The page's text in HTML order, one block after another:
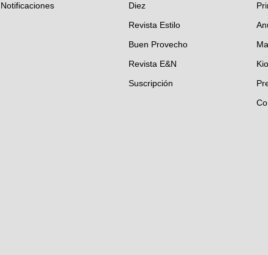
Notificaciones
Diez
Revista Estilo
Buen Provecho
Revista E&N
Suscripción